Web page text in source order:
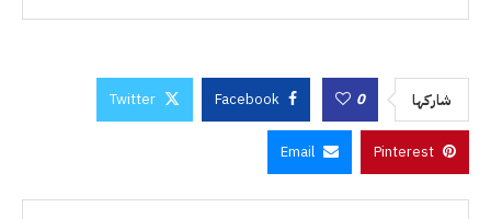
شاركها 0
Facebook
Twitter
Pinterest
Email